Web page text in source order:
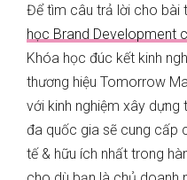
Để tìm câu trả lời cho bài
học Brand Development
Khóa học đúc kết kinh
thương hiệu Tomorrow
với kinh nghiệm xây
đa quốc gia sẽ cung cấp
tế & hữu ích nhất trong